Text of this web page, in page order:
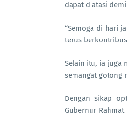
dapat diatasi
“Semoga di hari
terus
Selain itu, ia juga
semangat gotong
Dengan sikap
Gubernur